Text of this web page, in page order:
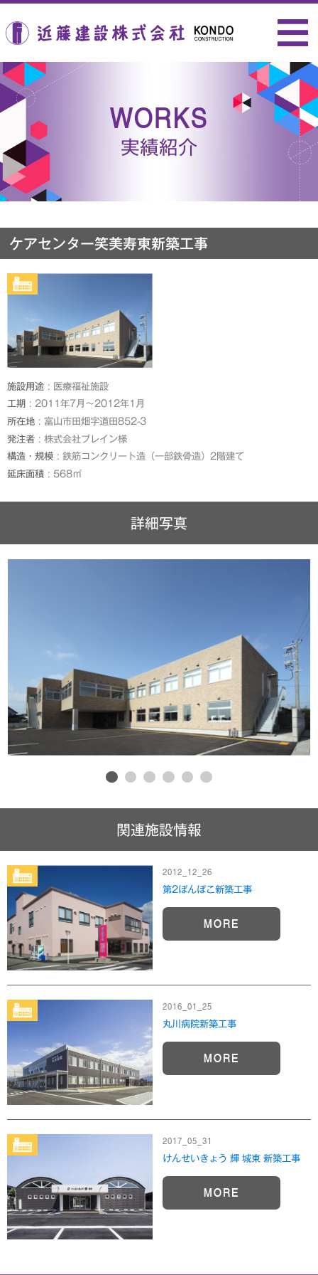
WORKS
実績紹介
ケアセンター笑美寿東新築工事
施設用途
医療福祉施設
工期
2011年7月～2012年1月
所在地
富山市田畑字道田852-3
発注者
株式会社ブレイン様
構造・規模
鉄筋コンクリート造（一部鉄骨造）2階建て
延床面積
568㎡
詳細写真
関連施設情報
2012_12_26
第2ぽんぽこ新築工事
MORE
2016_01_25
丸川病院新築工事
MORE
2017_05_31
けんせいきょう 輝 城東 新築工事
MORE